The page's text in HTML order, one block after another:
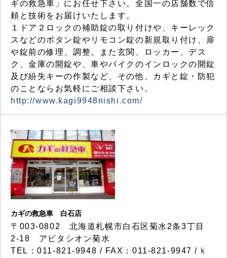
ギの救急車」にお任せ下さい。全国一の店舗数で信
頼と技術をお届けいたします。
１ドア２ロックの補助錠の取り付けや、キーレック
スなどのボタン錠やリモコン錠の新規取り付け、扉
や錠前の修理、調整。また玄関、ロッカー、デス
ク、金庫の開錠や、車やバイクのインロックの開錠
及び紛失キーの作製など、その他、カギと錠・防犯
のことならお気軽にご相談下さい。
http://www.kagi9948nishi.com/
カギの救急車 白石店
〒003-0802 北海道札幌市白石区菊水2条3丁目
2-18 アビタシオン菊水
TEL：011-821-9948 / FAX：011-821-9947 / k